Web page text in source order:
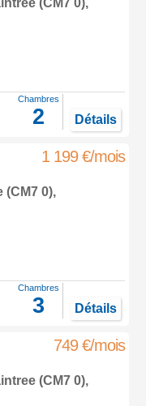
(CM7 0),
Chambres
2 Détails
1 199 €/mois
(CM7 0),
Chambres
3 Détails
749 €/mois
(CM7 0),